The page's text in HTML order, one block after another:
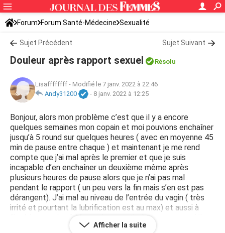
Forum Forum Santé-Médecine Sexualité
Sujet Précédent Sujet Suivant
Douleur après rapport sexuel Résolu
Lisaffffffff - Modifié le 7 janv. 2022 à 22:46
Andy31200
- 8 janv. 2022 à 12:25
Bonjour, alors mon problème c’est que il y a encore
quelques semaines mon copain et moi pouvions enchaîner
jusqu’à 5 round sur quelques heures ( avec en moyenne 45
min de pause entre chaque ) et maintenant je me rend
compte que j’ai mal après le premier et que je suis
incapable d’en enchaîner un deuxième même après
plusieurs heures de pause alors que je n’ai pas mal
pendant le rapport ( un peu vers la fin mais s’en est pas
dérangent). J’ai mal au niveau de l’entrée du vagin ( très
irrité et pourtant la lubrification est au max) et aussi à
l’intérieur sur les 3/4 premiers centimètres comme si il y
avait une pression trop forte. Je ne sais pas ce qui bloque
Afficher la suite